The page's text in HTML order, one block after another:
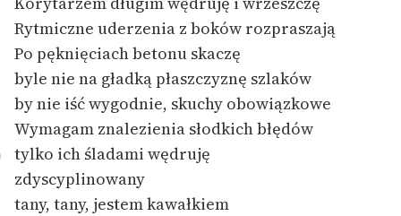
Ręce pełne poezji
Kolekcje edukacyjne
twórców przechodzących
do domeny publicznej,
lektur szkolnych oraz
Starego Testamentu
Odkurzamy bohaterów
Rytmiczne uderzenia z boków rozpraszają
Po pęknięciach betonu skaczę
byle nie na gładką płaszczyznę szlaków
by nie iść wygodnie, skuchy obowiązkowe
Wymagam znalezienia słodkich błędów
tylko ich śladami wędruję
zdyscyplinowany
tany, tany, jestem kawałkiem